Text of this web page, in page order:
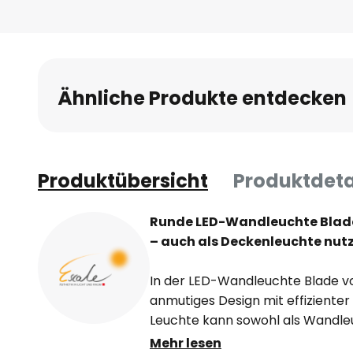
Ähnliche Produkte entdecken
Produktübersicht
Runde LED-Wandleuchte
– auch als Deckenleuchte
In der LED-Wandleuchte Blade
anmutiges Design mit effizienter
Leuchte kann sowohl als
Deckenleuchte genutzt werden.
Mehr lesen